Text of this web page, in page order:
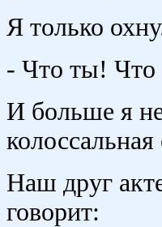
Я только
- Что ты! Что
И больше я не
Наш друг
говорит: